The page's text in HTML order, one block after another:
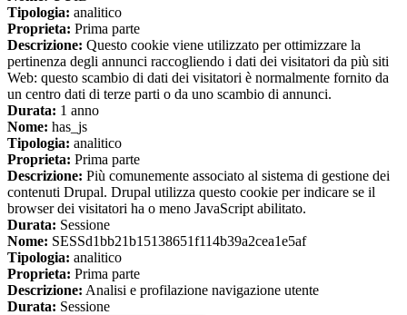
Tipologia: analitico
Proprieta: Prima parte
Descrizione: Questo cookie viene utilizzato per ottimizzare la
pertinenza degli annunci raccogliendo i dati dei visitatori da più siti
Web: questo scambio di dati dei visitatori è normalmente fornito da
un centro dati di terze parti o da uno scambio di annunci.
Durata: 1 anno
Nome: has_js
Tipologia: analitico
Proprieta: Prima parte
Descrizione: Più comunemente associato al sistema di gestione dei
contenuti Drupal. Drupal utilizza questo cookie per indicare se il
browser dei visitatori ha o meno JavaScript abilitato.
Durata: Sessione
Nome: SESSd1bb21b15138651f114b39a2cea1e5af
Tipologia: analitico
Proprieta: Prima parte
Descrizione: Analisi e profilazione navigazione utente
Durata: Sessione